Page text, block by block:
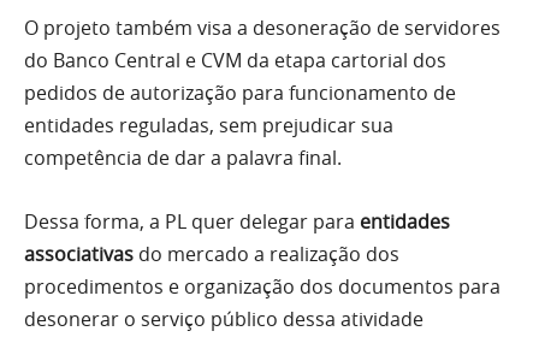
O projeto também visa a desoneração de servidores
do Banco Central e CVM da etapa cartorial dos
pedidos de autorização para funcionamento de
entidades reguladas, sem prejudicar sua
competência de dar a palavra final.
Dessa forma, a PL quer delegar para entidades
associativas do mercado a realização dos
procedimentos e organização dos documentos para
desonerar o serviço público dessa atividade